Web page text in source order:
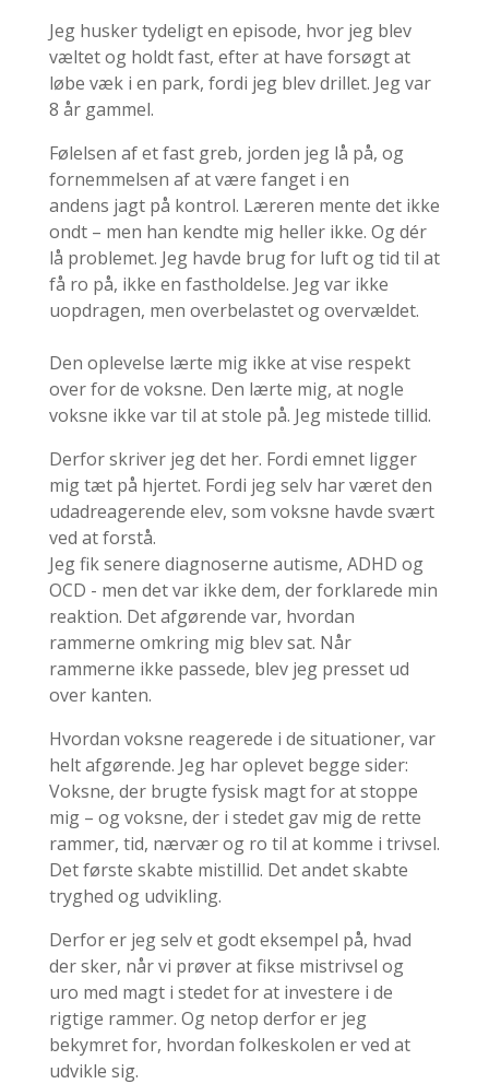
Jeg husker tydeligt en episode, hvor jeg blev
væltet og holdt fast, efter at have forsøgt at
løbe væk i en park, fordi jeg blev drillet. Jeg var
8 år gammel.
Følelsen af et fast greb, jorden jeg lå på, og
fornemmelsen af at være fanget i en
andens jagt på kontrol. Læreren mente det ikke
ondt – men han kendte mig heller ikke. Og dér
lå problemet. Jeg havde brug for luft og tid til at
få ro på, ikke en fastholdelse. Jeg var ikke
uopdragen, men overbelastet og overvældet.
Den oplevelse lærte mig ikke at vise respekt
over for de voksne. Den lærte mig, at nogle
voksne ikke var til at stole på. Jeg mistede tillid.
Derfor skriver jeg det her. Fordi emnet ligger
mig tæt på hjertet. Fordi jeg selv har været den
udadreagerende elev, som voksne havde svært
ved at forstå.
Jeg fik senere diagnoserne autisme, ADHD og
OCD - men det var ikke dem, der forklarede min
reaktion. Det afgørende var, hvordan
rammerne omkring mig blev sat. Når
rammerne ikke passede, blev jeg presset ud
over kanten.
Hvordan voksne reagerede i de situationer, var
helt afgørende. Jeg har oplevet begge sider:
Voksne, der brugte fysisk magt for at stoppe
mig – og voksne, der i stedet gav mig de rette
rammer, tid, nærvær og ro til at komme i trivsel.
Det første skabte mistillid. Det andet skabte
tryghed og udvikling.
Derfor er jeg selv et godt eksempel på, hvad
der sker, når vi prøver at fikse mistrivsel og
uro med magt i stedet for at investere i de
rigtige rammer. Og netop derfor er jeg
bekymret for, hvordan folkeskolen er ved at
udvikle sig.